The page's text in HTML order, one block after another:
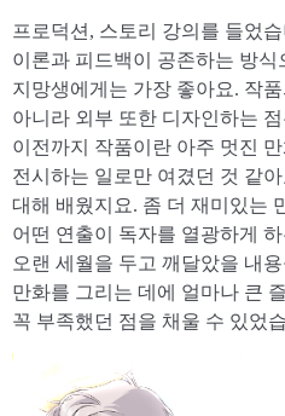
프로덕션, 스토리 강의를 들었
이론과 피드백이 공존하는 방
지망생에게는 가장 좋아요. 작
아니라 외부 또한 디자인하는
이전까지 작품이란 아주 멋진
전시하는 일로만 여겼던 것 같
대해 배웠지요. 좀 더 재미있는
어떤 연출이 독자를 열광하게
오랜 세월을 두고 깨달았을 내
만화를 그리는 데에 얼마나 큰
꼭 부족했던 점을 채울 수 있었